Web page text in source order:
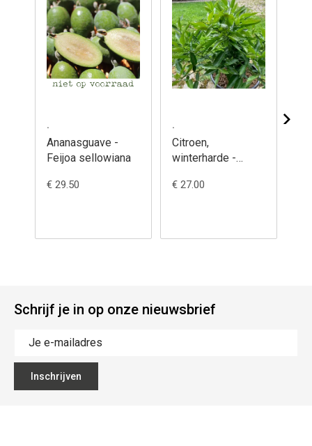
.
Ananasguave -
Feijoa sellowiana
€ 29.50
.
Citroen,
winterharde -
citrumelo'
€ 27.00
Schrijf je in op onze nieuwsbrief
Inschrijven